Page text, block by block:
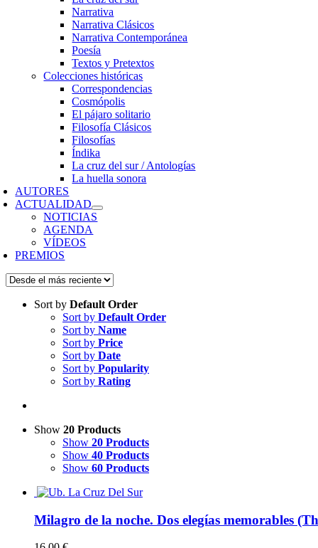
Narrativa
Narrativa Clásicos
Narrativa Contemporánea
Poesía
Textos y Pretextos
Colecciones históricas
Correspondencias
Cosmópolis
El pájaro solitario
Filosofía Clásicos
Filosofías
Índika
La cruz del sur / Antologías
La huella sonora
AUTORES
ACTUALIDAD
NOTICIAS
AGENDA
VÍDEOS
PREMIOS
Sort by Default Order
Sort by Default Order
Sort by Name
Sort by Price
Sort by Date
Sort by Popularity
Sort by Rating
Show 20 Products
Show 20 Products
Show 40 Products
Show 60 Products
Milagro de la noche. Dos elegías memorables